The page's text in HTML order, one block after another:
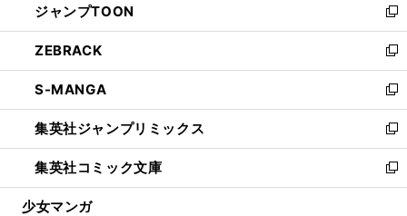
く
で
開
く
ド
ウ
で
開
く
ィ
ン
ド
ウ
で
開
く
い
ウ
ィ
ン
ド
ウ
で
開
く
ジャンプTOON
新
し
い
ウ
ィ
ン
ド
ウ
で
開
ZEBRACK
新
し
い
ウ
ィ
ン
ド
ウ
S-MANGA
新
し
い
ウ
ィ
ン
集英社ジャンプリミックス
新
し
い
ウ
集英社コミック文庫
新
し
少女マンガ